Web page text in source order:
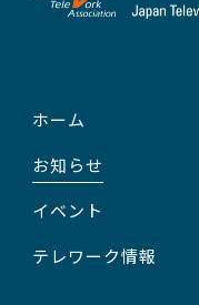
ホーム
お知らせ
イベント
テレワーク情報